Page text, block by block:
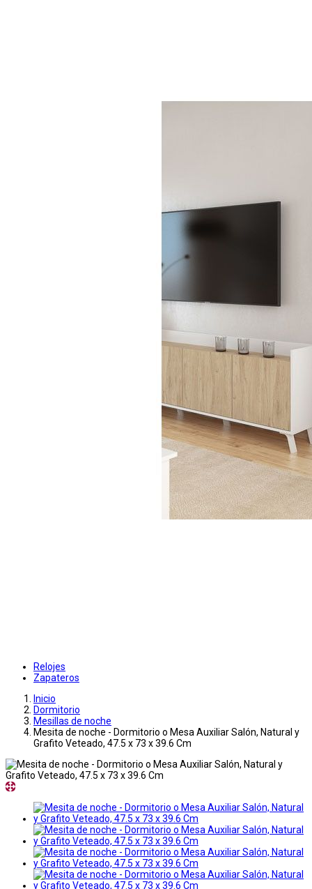
Relojes
Zapateros
Inicio
Dormitorio
Mesillas de noche
Mesita de noche - Dormitorio o Mesa Auxiliar Salón, Natural y
Grafito Veteado, 47.5 x 73 x 39.6 Cm